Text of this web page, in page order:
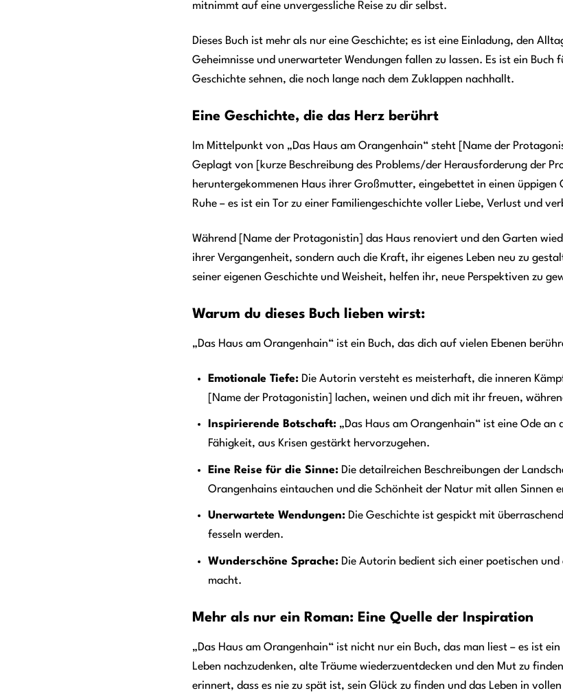
mitnimmt auf eine unvergessliche Reise zu dir selbst.
Dieses Buch ist mehr als nur eine Geschichte; es ist eine Einladung, den
Geheimnisse und unerwarteter Wendungen fallen zu lassen. Es ist ein
Geschichte sehnen, die noch lange nach dem Zuklappen nachhallt.
Eine Geschichte, die das Herz berührt
Im Mittelpunkt von „Das Haus am Orangenhain“ steht [Name der
Geplagt von [kurze Beschreibung des Problems/der Herausforderung der
heruntergekommenen Haus ihrer Großmutter, eingebettet in einen
Ruhe – es ist ein Tor zu einer Familiengeschichte voller Liebe, Verlust und
Während [Name der Protagonistin] das Haus renoviert und den Garten
ihrer Vergangenheit, sondern auch die Kraft, ihr eigenes Leben neu zu
seiner eigenen Geschichte und Weisheit, helfen ihr, neue Perspektiven zu
Warum du dieses Buch lieben wirst:
„Das Haus am Orangenhain“ ist ein Buch, das dich auf vielen Ebenen
Emotionale Tiefe: Die Autorin versteht es meisterhaft, die inneren
[Name der Protagonistin] lachen, weinen und dich mit ihr freuen,
Inspirierende Botschaft: „Das Haus am Orangenhain“ ist eine Ode
Fähigkeit, aus Krisen gestärkt hervorzugehen.
Eine Reise für die Sinne: Die detailreichen Beschreibungen der
Orangenhains eintauchen und die Schönheit der Natur mit allen Sinnen
Unerwartete Wendungen: Die Geschichte ist gespickt mit
fesseln werden.
Wunderschöne Sprache: Die Autorin bedient sich einer poetischen
macht.
Mehr als nur ein Roman: Eine Quelle der Inspiration
„Das Haus am Orangenhain“ ist nicht nur ein Buch, das man liest – es ist
Leben nachzudenken, alte Träume wiederzuentdecken und den Mut zu
erinnert, dass es nie zu spät ist, sein Glück zu finden und das Leben in